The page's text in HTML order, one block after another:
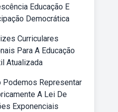
Educação E
Democrática
Curriculares
Para A Educação
Atualizada
Podemos Representar
A Lei De
Exponenciais